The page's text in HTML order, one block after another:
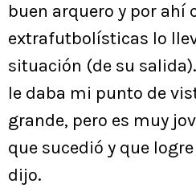
buen arquero y por ahí
extrafutbolísticas lo
situación (de su
le daba mi punto de
grande, pero es muy
que sucedió y que
dijo.